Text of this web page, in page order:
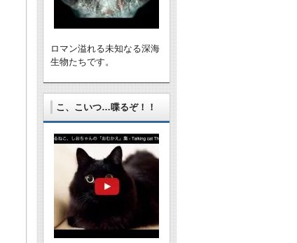
ロマン溢れる未知なる深海
生物たちです。
こ、こいつ…喋るぞ！！